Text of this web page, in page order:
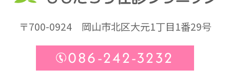
〒700-0924岡山市北区大元1丁目1番29号
086-242-3232